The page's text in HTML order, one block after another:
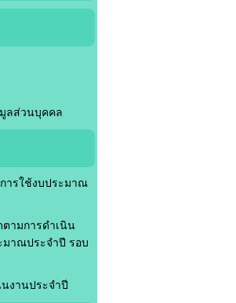
ลส่วนบุคคล
ารใช้งบประมาณ
ตามการดำเนิน
มาณประจำปี รอบ
งานประจำปี